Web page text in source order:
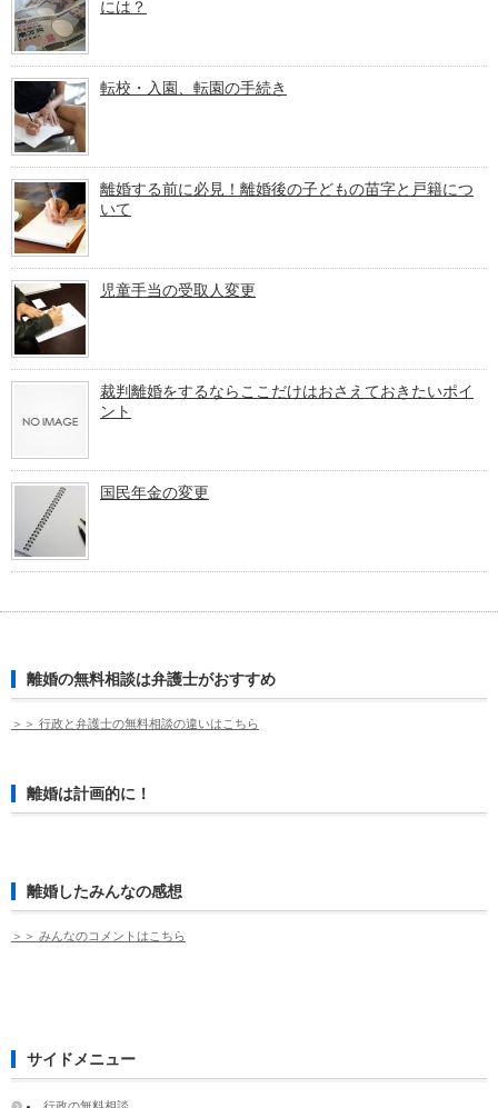
には？
転校・入園、転園の手続き
離婚する前に必見！離婚後の子どもの苗字と戸籍につ
いて
児童手当の受取人変更
裁判離婚をするならここだけはおさえておきたいポイ
ント
国民年金の変更
離婚の無料相談は弁護士がおすすめ
＞＞ 行政と弁護士の無料相談の違いはこちら
離婚は計画的に！
離婚したみんなの感想
＞＞ みんなのコメントはこちら
サイドメニュー